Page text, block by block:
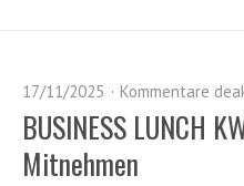
17/11/2025 Kommentare
BUSINESS LUNCH
Mitnehmen